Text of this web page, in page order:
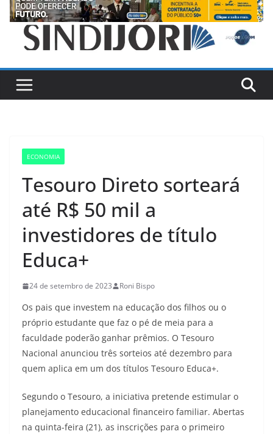
ECONOMIA
Tesouro Direto sorteará
até R$ 50 mil a
investidores de título
Educa+
24 de setembro de 2023 Roni Bispo
Os pais que investem na educação dos filhos ou o
próprio estudante que faz o pé de meia para a
faculdade poderão ganhar prêmios. O Tesouro
Nacional anunciou três sorteios até dezembro para
quem aplica em um dos títulos Tesouro Educa+.
Segundo o Tesouro, a iniciativa pretende estimular o
planejamento educacional financeiro familiar. Abertas
na quinta-feira (21), as inscrições para o primeiro